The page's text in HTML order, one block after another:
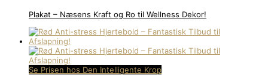
Plakat – Næsens Kraft og Ro til Wellness Dekor!
Se Prisen hos Den Intelligente Krop